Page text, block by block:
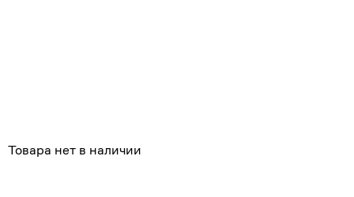
Товара нет в наличии